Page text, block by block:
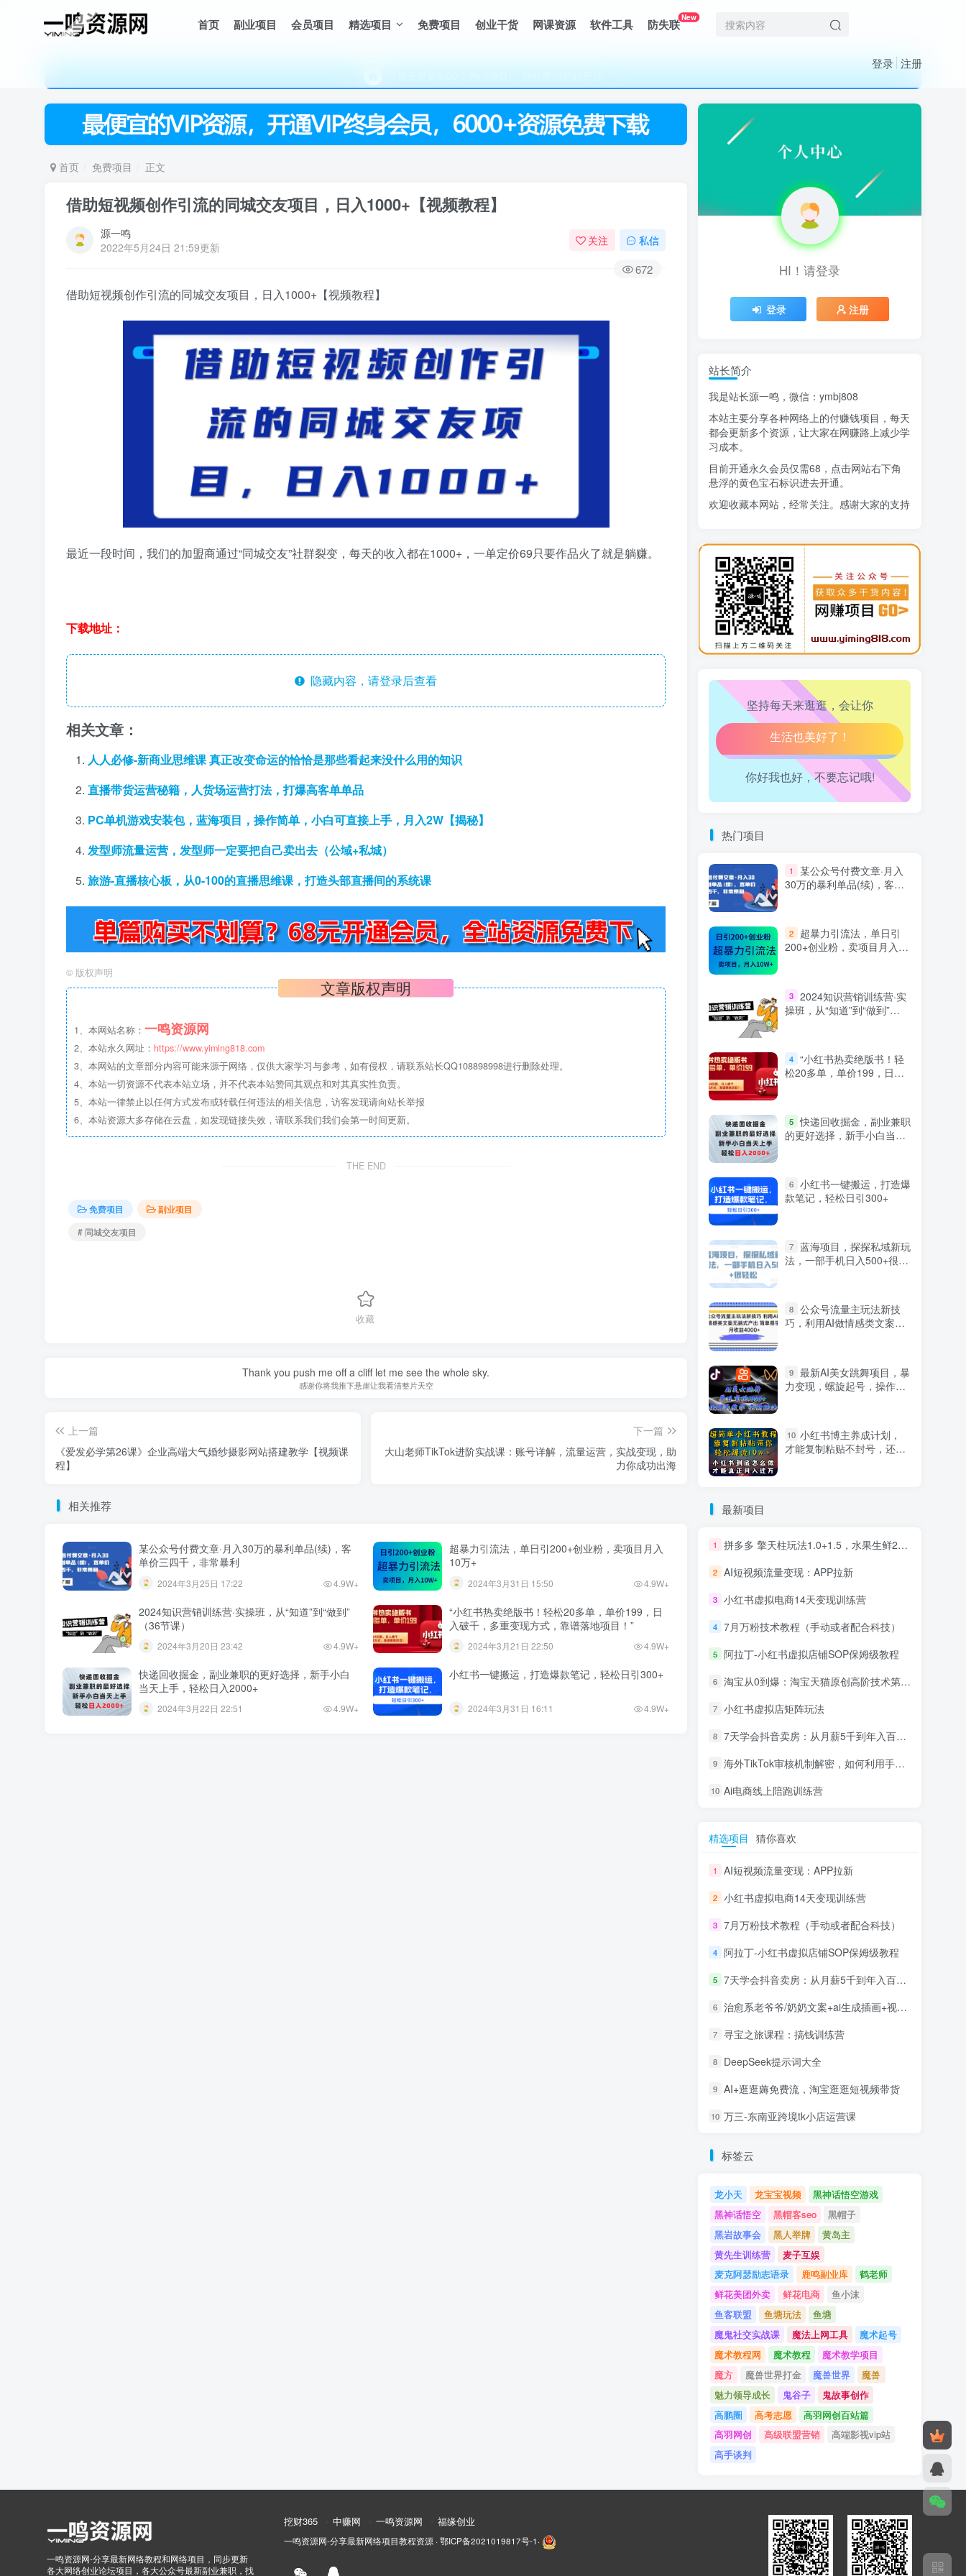
首页 副业项目 会员项目 精选项目 免费项目 创业干货 网课资源 软件工具 防失联New
登录 注册
（每天更新5-20个热门项目)，创业学习的好平台
欢迎访问一鸣资源网，本站汇集数千网创课程和项目
首页 免费项目 正文
借助短视频创作引流的同城交友项目，日入1000+【视频教程】
源一鸣
2022年5月24日 21:59更新
关注 私信
672
借助短视频创作引流的同城交友项目，日入1000+【视频教程】
最近一段时间，我们的加盟商通过“同城交友”社群裂变，每天的收入都在1000+，一单定价69只要作品火了就是躺赚。
下载地址：
隐藏内容，请登录后查看
相关文章：
人人必修-新商业思维课 真正改变命运的恰恰是那些看起来没什么用的知识
直播带货运营秘籍，人货场运营打法，打爆高客单单品
PC单机游戏安装包，蓝海项目，操作简单，小白可直接上手，月入2W【揭秘】
发型师流量运营，发型师一定要把自己卖出去（公域+私城）
旅游-直播核心板，从0-100的直播思维课，打造头部直播间的系统课
© 版权声明
文章版权声明
1、本网站名称： 一鸣资源网
2、本站永久网址： https://www.yiming818.com
3、本网站的文章部分内容可能来源于网络，仅供大家学习与参考，如有侵权，请联系站长QQ108898998进行删除处理。
4、本站一切资源不代表本站立场，并不代表本站赞同其观点和对其真实性负责。
5、本站一律禁止以任何方式发布或转载任何违法的相关信息，访客发现请向站长举报
6、本站资源大多存储在云盘，如发现链接失效，请联系我们我们会第一时间更新。
THE END
免费项目
副业项目
# 同城交友项目
收藏
Thank you push me off a cliff let me see the whole sky.
感谢你将我推下悬崖让我看清整片天空
上一篇
《爱发必学第26课》企业高端大气婚纱摄影网站搭建教学【视频课
程】
下一篇
大山老师TikTok进阶实战课：账号详解，流量运营，实战变现，助
力你成功出海
相关推荐
某公众号付费文章·月入30万的暴利单品(续)，客
单价三四千，非常暴利
2024年3月25日 17:22 4.9W+
超暴力引流法，单日引200+创业粉，卖项目月入
10万+
2024年3月31日 15:50 4.9W+
2024知识营销训练营·实操班，从“知道”到“做到”
（36节课）
2024年3月20日 23:42 4.9W+
“小红书热卖绝版书！轻松20多单，单价199，日
入破千，多重变现方式，靠谱落地项目！”
2024年3月21日 22:50 4.9W+
快递回收掘金，副业兼职的更好选择，新手小白
当天上手，轻松日入2000+
2024年3月22日 22:51 4.9W+
小红书一键搬运，打造爆款笔记，轻松日引300+
2024年3月31日 16:11 4.9W+
HI！请登录
登录 注册
精选项目
1 AI短视频流量变现：APP拉新
2 小红书虚拟电商14天变现训练营
7月万粉技术教程（手动或者配合科技）
4 阿拉丁-小红书虚拟店铺SOP保姆级教程
5 7天学会抖音卖房：从月薪5千到年入百万，新时代房产经纪人必备技能
寻宝之旅课程：搞钱训练营
8 DeepSeek提示词大全
9 AI+逛逛薅免费流，淘宝逛逛短视频带货
10 万三-东南亚跨境tk小店运营课
HI！请登录
登录 注册
站长简介
我是站长源一鸣，微信：ymbj808
本站主要分享各种网络上的付赚钱项目，每天
都会更新多个资源，让大家在网赚路上减少学
习成本。
目前开通永久会员仅需68，点击网站右下角
悬浮的黄色宝石标识进去开通。
欢迎收藏本网站，经常关注。感谢大家的支持
坚持每天来逛逛，会让你
心情也舒畅了！
走路也有劲了！
腿也不痛了！
工作也轻松了！
你好我也好，不要忘记哦!
热门项目
1
某公众号付费文章·月入
30万的暴利单品(续)，客单
2
超暴力引流法，单日引
200+创业粉，卖项目月入10
3 2024知识营销训练营·实
操班，从“知道”到“做到”
4 “小红书热卖绝版书！轻
松20多单，单价199，日入
5 快递回收掘金，副业兼职
的更好选择，新手小白当天
6 小红书一键搬运，打造爆
款笔记，轻松日引300+
7 蓝海项目，探探私域新玩
法，一部手机日入500+很轻
8 公众号流量主玩法新技
巧，利用AI做情感类文案无
9 最新AI美女跳舞项目，暴
力变现，螺旋起号，操作简
10 小红书博主养成计划，
才能复制粘贴不封号，还能
最新项目
1 拼多多 擎天柱玩法1.0+1.5，水果生鲜2小时起量,标品2天爆单,利润率提升30%
2 AI短视频流量变现：APP拉新
3 小红书虚拟电商14天变现训练营
4 7月万粉技术教程（手动或者配合科技）
5 阿拉丁-小红书虚拟店铺SOP保姆级教程
6 淘宝从0到爆：淘宝天猫原创高阶技术第69期
7 小红书虚拟店矩阵玩法
8 7天学会抖音卖房：从月薪5千到年入百万，新时代房产经纪人必备技能
9 海外TikTok审核机制解密，如何利用手法轻松搬运过审
10 Ai电商线上陪跑训练营
精选项目 猜你喜欢
1 AI短视频流量变现：APP拉新
2 小红书虚拟电商14天变现训练营
3 7月万粉技术教程（手动或者配合科技）
4 阿拉丁-小红书虚拟店铺SOP保姆级教程
5 7天学会抖音卖房：从月薪5千到年入百万，新时代房产经纪人必备技能
6 治愈系老爷爷/奶奶文案+ai生成插画+视频号广告分成项目
7 寻宝之旅课程：搞钱训练营
8 DeepSeek提示词大全
9 AI+逛逛薅免费流，淘宝逛逛短视频带货
10 万三-东南亚跨境tk小店运营课
标签云
龙小天 龙宝宝视频
黑神话悟空游戏
黑神话悟空
黑帽客seo
黑帽子
黑岩故事会
黑人举牌
黄岛主
黄先生训练营
麦子互娱
麦克阿瑟励志语录
鹿鸣副业库
鹤老师
鲜花美团外卖
鲜花电商
鱼小沫
鱼客联盟
鱼塘玩法
鱼塘
魔鬼社交实战课
魔法上网工具
魔术起号
魔术教程网
魔术教程
魔术教学项目
魔方
魔兽世界打金 魔兽世界
魔兽
魅力领导成长
鬼谷子
鬼故事创作
高鹏圈
高考志愿
高羽网创百站篇
高羽网创
高级联盟营销
高端影视vip站
高手谈判
一鸣资源网-分享最新网络教程和网络项目，同步更新
各大网络创业论坛项目，各大公众号最新副业兼职，找
挖财365 中赚网 一鸣资源网 福缘创业
一鸣资源网-分享最新网络项目教程资源 · 鄂ICP备2021019817号-1 ·